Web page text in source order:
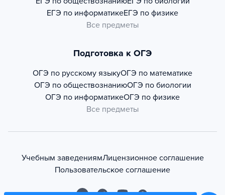
ЕГЭ по информатикеЕГЭ по физике
Все предметы
Подготовка к ОГЭ
ОГЭ по русскому языкуОГЭ по математике
ОГЭ по обществознаниюОГЭ по биологии
ОГЭ по информатикеОГЭ по физике
Все предметы
Учебным заведениямЛицензионное соглашение
Пользовательское соглашение